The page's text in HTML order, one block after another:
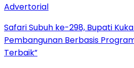
Advertorial
Safari Subuh ke-298, Bupati
Pembangunan Berbasis
Terbaik”